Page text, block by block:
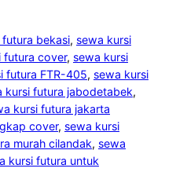
bekasi, sewa kursi
futura cover, sewa kursi
futura FTR-405, sewa kursi
kursi futura jabodetabek
kursi futura jakarta
cover, sewa kursi
murah cilandak, sewa
kursi futura untuk